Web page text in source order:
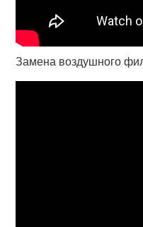
Замена воздушного